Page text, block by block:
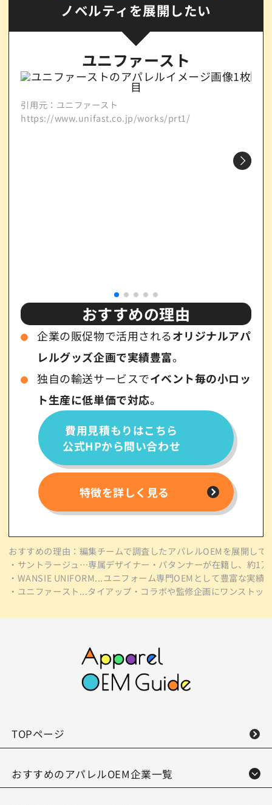
ノベルティを展開したい
ユニファースト
引用元：ユニファースト
https://www.unifast.co.jp/works/prt1/
おすすめの理由
企業の販促物で活用されるオリジナルアパ
レルグッズ企画で実績豊富。
独自の輸送サービスでイベント毎の小ロッ
ト生産に低単価で対応。
費用見積もりはこちら
公式HPから問い合わせ
特徴を詳しく見る
おすすめの理由：編集チームで調査したアパレルOEMを展開し
・サントラージュ…専属デザイナー・パタンナーが在籍し、約1
・WANSIE UNIFORM...ユニフォーム専門OEMとして豊富な実績
・ユニファースト...タイアップ・コラボや監修企画にワンスト
TOPページ
おすすめのアパレルOEM企業一覧